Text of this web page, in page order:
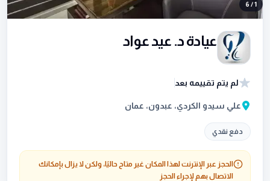
1
/
6
عيادة د. عيد عواد
لم يتم تقييمه بعد
علي سيدو الكردي، عبدون، عمان
دفع نقدي
الحجز عبر الإنترنت لهذا المكان غير متاح حاليًا، ولكن لا يزال بإمكانك
الاتصال بهم لإجراء الحجز